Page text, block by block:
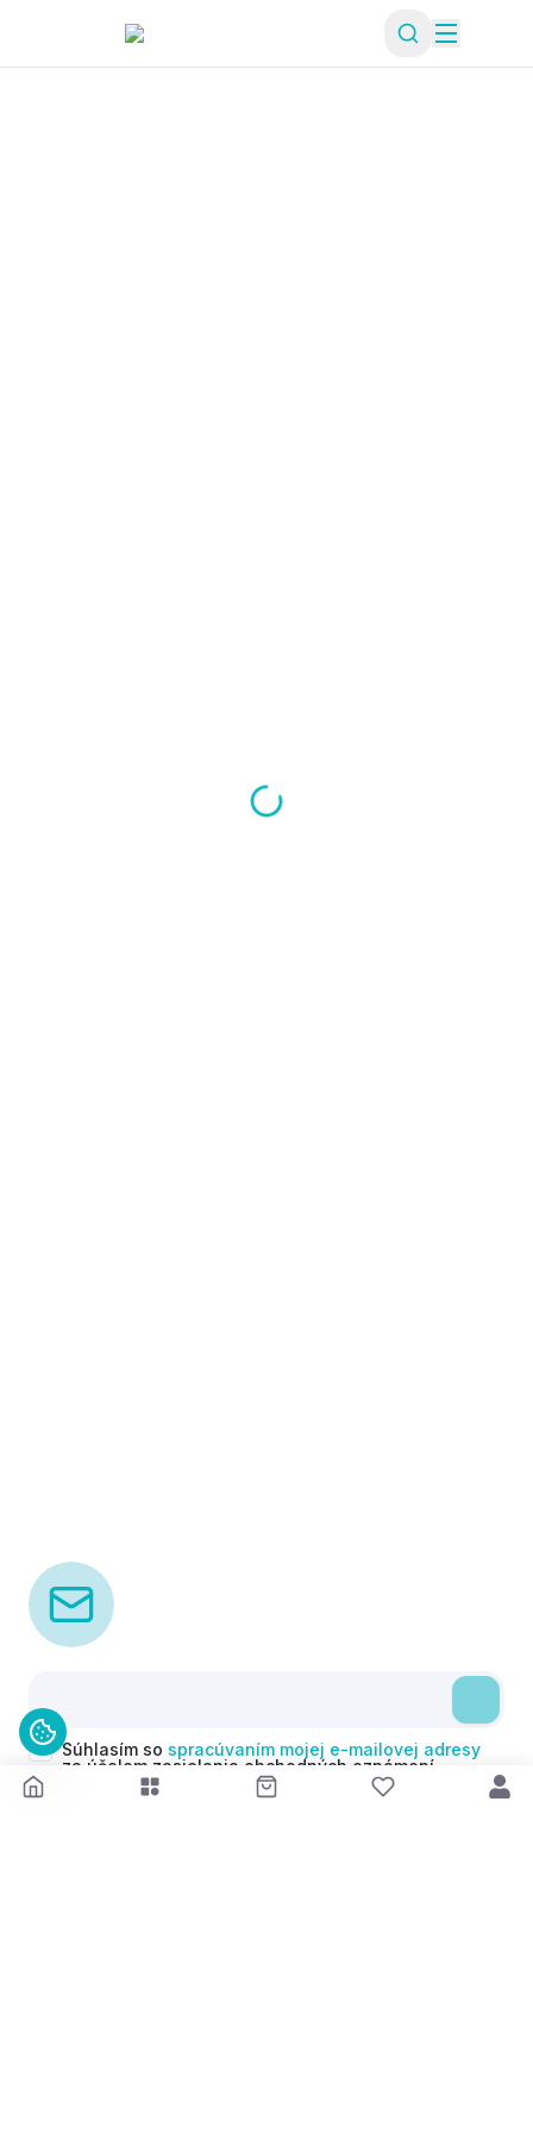
Súhlasím so spracúvaním mojej e-mailovej adresy
za účelom zasielania obchodných oznámení
(newsletterov) v súlade s čl. 6 ods. 1 písm. a)
Nariadenia GDPR. Svoj súhlas môžem kedykoľvek